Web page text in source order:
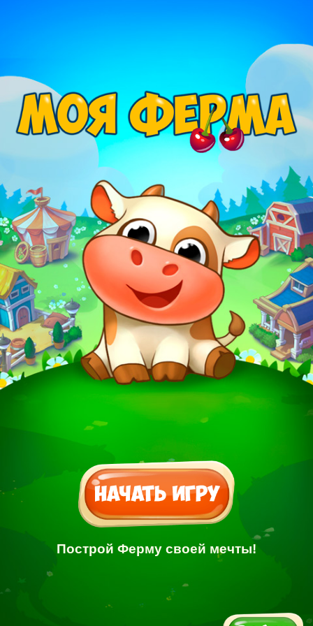
Построй Ферму своей мечты!